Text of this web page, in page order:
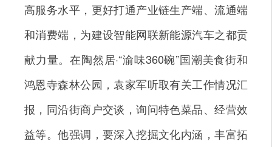
高服务水平，更好打通产业链生产端、流通端
和消费端，为建设智能网联新能源汽车之都贡
献力量。在陶然居·“渝味360碗”国潮美食街和
鸿恩寺森林公园，袁家军听取有关工作情况汇
报，同沿街商户交谈，询问特色菜品、经营效
益等。他强调，要深入挖掘文化内涵，丰富拓